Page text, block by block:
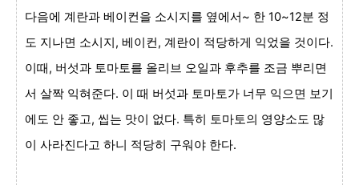
다음에 계란과 베이컨을 소시지를 옆에서~ 한 10~12분 정
도 지나면 소시지, 베이컨, 계란이 적당하게 익었을 것이다.
이때, 버섯과 토마토를 올리브 오일과 후추를 조금 뿌리면
서 살짝 익혀준다. 이 때 버섯과 토마토가 너무 익으면 보기
에도 안 좋고, 씹는 맛이 없다. 특히 토마토의 영양소도 많
이 사라진다고 하니 적당히 구워야 한다.